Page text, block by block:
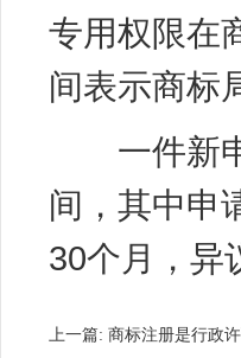
专用权限在
间表示商标
一件新申
间，其中申
30个月，异
上一篇: 商标注册是行政